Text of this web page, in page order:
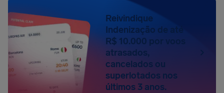
Reivindique
Indenização de até
R$ 10.000 por voos
atrasados,
cancelados ou
superlotados nos
últimos 3 anos.